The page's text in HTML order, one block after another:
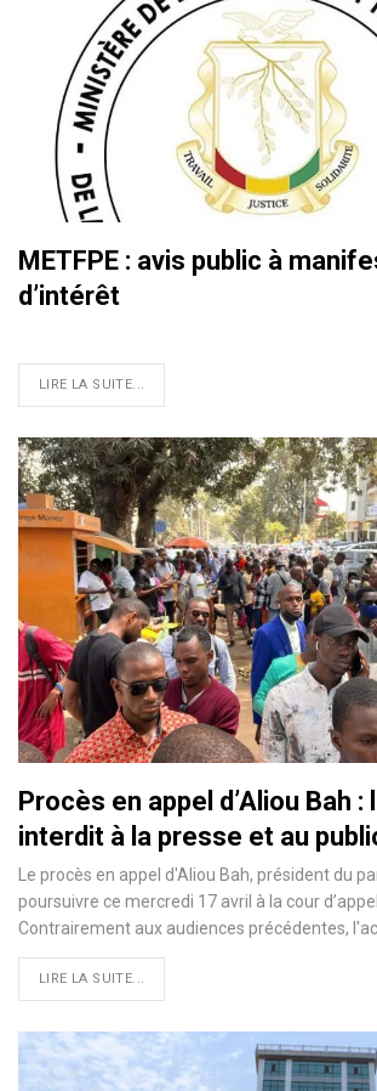
METFPE : avis public à
d’intérêt
LIRE LA SUITE...
Procès en appel d’Aliou Bah :
interdit à la presse et au
Le procès en appel d'Aliou Bah, président du
poursuivre ce mercredi 17 avril à la cour
Contrairement aux audiences précédentes,
LIRE LA SUITE...